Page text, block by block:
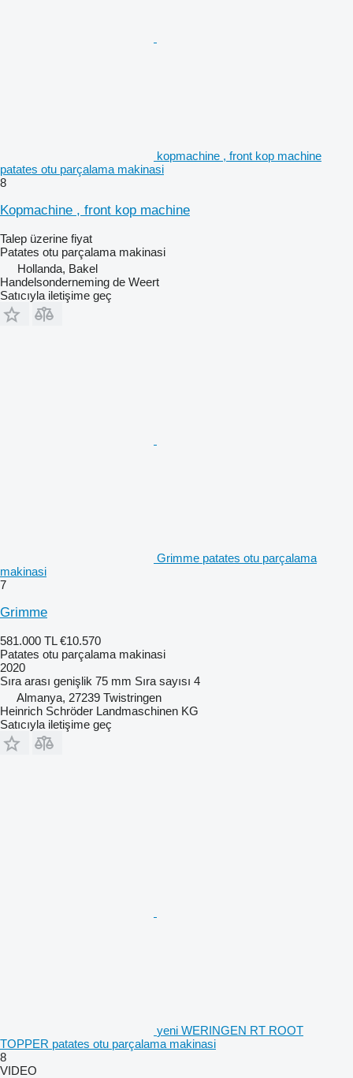
kopmachine , front kop machine
patates otu parçalama makinasi
8
Kopmachine , front kop machine
Talep üzerine fiyat
Patates otu parçalama makinasi
Hollanda, Bakel
Handelsonderneming de Weert
Satıcıyla iletişime geç
Grimme patates otu parçalama
makinasi
7
Grimme
581.000 TL €10.570
Patates otu parçalama makinasi
2020
Sıra arası genişlik 75 mm Sıra sayısı 4
Almanya, 27239 Twistringen
Heinrich Schröder Landmaschinen KG
Satıcıyla iletişime geç
yeni WERINGEN RT ROOT
TOPPER patates otu parçalama makinasi
8
VIDEO